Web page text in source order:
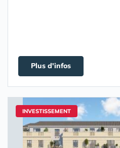
Plus d'infos
INVESTISSEMENT